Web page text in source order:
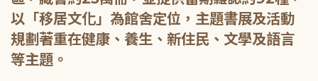
以「移居文化」為館舍定位，主題書展及活動
規劃著重在健康、養生、新住民、文學及語言
等主題。